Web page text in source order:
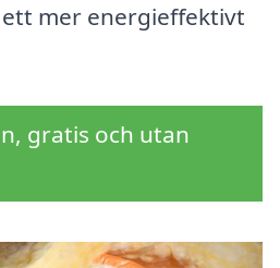
mer energieffektivt
gratis och utan